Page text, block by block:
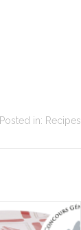
Posted in: Recipes